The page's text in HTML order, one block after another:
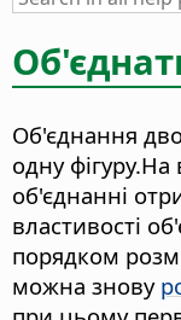
Об'єднання
одну фігуру.На
об'єднанні
властивості
порядком
можна знову